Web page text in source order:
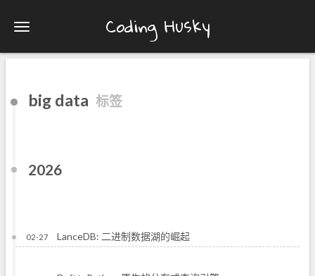
Coding Husky
big data 标签
2026
02-27 LanceDB: 二进制数据湖的崛起